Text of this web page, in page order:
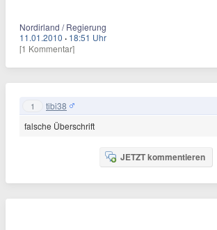
Nordirland / Regierung
11.01.2010 · 18:51 Uhr
[1 Kommentar]
1 tibi38
falsche Überschrift
JETZT kommentieren